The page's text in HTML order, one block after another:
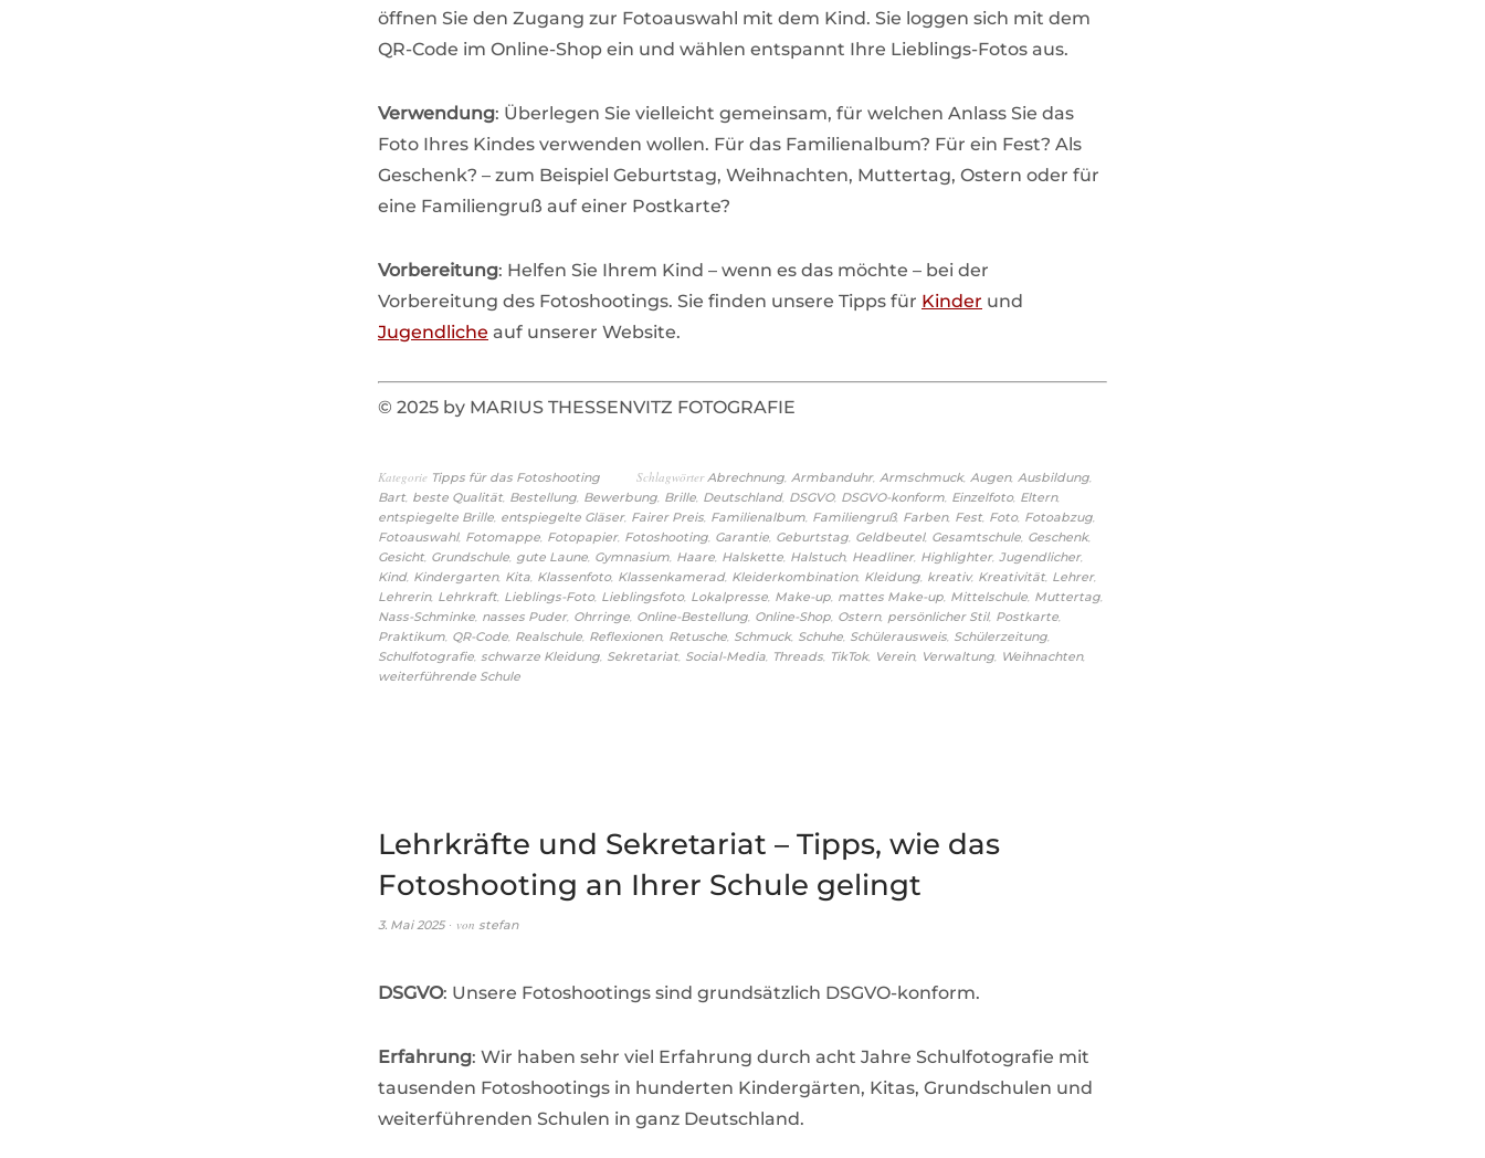
öffnen Sie den Zugang zur Fotoauswahl mit dem Kind. Sie loggen sich mit dem
QR-Code im Online-Shop ein und wählen entspannt Ihre Lieblings-Fotos aus.
Verwendung: Überlegen Sie vielleicht gemeinsam, für welchen Anlass Sie das
Foto Ihres Kindes verwenden wollen. Für das Familienalbum? Für ein Fest? Als
Geschenk? – zum Beispiel Geburtstag, Weihnachten, Muttertag, Ostern oder für
eine Familiengruß auf einer Postkarte?
Vorbereitung: Helfen Sie Ihrem Kind – wenn es das möchte – bei der
Vorbereitung des Fotoshootings. Sie finden unsere Tipps für Kinder und
Jugendliche auf unserer Website.
© 2025 by MARIUS THESSENVITZ FOTOGRAFIE
Kategorie Tipps für das Fotoshooting SchlagwörterAbrechnung, Armbanduhr, Armschmuck, Augen, Ausbildung,
Bart, beste Qualität, Bestellung, Bewerbung, Brille, Deutschland, DSGVO, DSGVO-konform, Einzelfoto, Eltern,
entspiegelte Brille, entspiegelte Gläser, Fairer Preis, Familienalbum, Familiengruß, Farben, Fest, Foto, Fotoabzug,
Fotoauswahl, Fotomappe, Fotopapier, Fotoshooting, Garantie, Geburtstag, Geldbeutel, Gesamtschule, Geschenk,
Gesicht, Grundschule, gute Laune, Gymnasium, Haare, Halskette, Halstuch, Headliner, Highlighter, Jugendlicher,
Kind, Kindergarten, Kita, Klassenfoto, Klassenkamerad, Kleiderkombination, Kleidung, kreativ, Kreativität, Lehrer,
Lehrerin, Lehrkraft, Lieblings-Foto, Lieblingsfoto, Lokalpresse, Make-up, mattes Make-up, Mittelschule, Muttertag,
Nass-Schminke, nasses Puder, Ohrringe, Online-Bestellung, Online-Shop, Ostern, persönlicher Stil, Postkarte,
Praktikum, QR-Code, Realschule, Reflexionen, Retusche, Schmuck, Schuhe, Schülerausweis, Schülerzeitung,
Schulfotografie, schwarze Kleidung, Sekretariat, Social-Media, Threads, TikTok, Verein, Verwaltung, Weihnachten,
weiterführende Schule
Lehrkräfte und Sekretariat – Tipps, wie das
Fotoshooting an Ihrer Schule gelingt
3. Mai 2025 von stefan
DSGVO: Unsere Fotoshootings sind grundsätzlich DSGVO-konform.
Erfahrung: Wir haben sehr viel Erfahrung durch acht Jahre Schulfotografie mit
tausenden Fotoshootings in hunderten Kindergärten, Kitas, Grundschulen und
weiterführenden Schulen in ganz Deutschland.